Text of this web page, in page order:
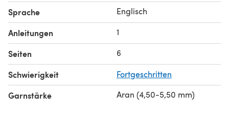
Sprache Englisch
Anleitungen 1
Seiten 6
Schwierigkeit Fortgeschritten
Garnstärke Aran (4,50-5,50 mm)